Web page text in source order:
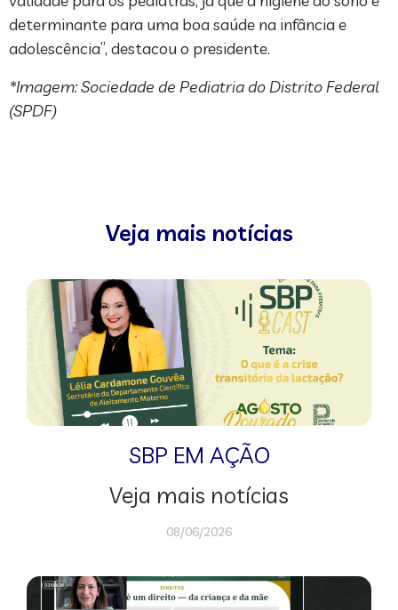
determinante para uma boa saúde na infância e
adolescência”, destacou o presidente.
*Imagem: Sociedade de Pediatria do Distrito Federal
(SPDF)
Veja mais notícias
SBP EM AÇÃO
Veja mais notícias
08/06/2026